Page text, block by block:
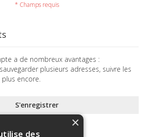
a de nombreux avantages :
plusieurs adresses, suivre les
encore.
S'enregistrer
×
des